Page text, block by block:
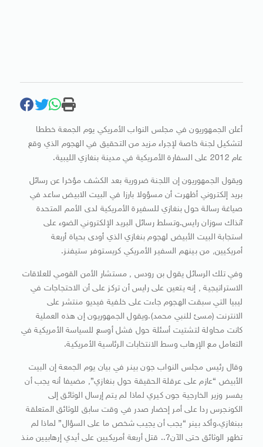
أعلن الجمهوريون في مجلس النواب الأمريكي يوم الجمعة خططا
لتشكيل لجنة خاصة لإجراء مزيد من التحقيق في الهجوم الذي وقع
عام 2012 على السفارة الأمريكية في مدينة بنغازي الليبية.
ويقول الجمهوريون إن اللجنة ضرورية بعد الكشف مؤخرا عن رسائل
بريد إلكتروني أظهرت أن مسؤولا بارزا في البيت الابيض ساعد في
صياغة رسالة حول بنغازي للسفيرة الأمريكية لدى الأمم المتحدة
آنذاك سوزان رايس.وتسلط رسائل البريد الإلكتروني الضوء على
استجابة البيت الأبيض لهجوم بنغازي الذي أودى بحياة أربعة
أمريكيين, من بينهم السفير الأمريكي كريستوفر ستيفنز.
وفي تلك الرسائل يقول بن رودس , مستشار الأمن القومي للعلاقات
الاستراتيجية , إنه يتعين على رايس أن تركز على أن الاحتجاجات في
ليبيا التي سبقت الهجوم جاءت على خلفية فيديو منتشر على
الانترنت (مسئ للنبي محمد).ويقول الجمهوريون إن هذه العملية
كانت محاولة لتشتيت أسئلة حول فشل أوسع للسياسة الأمريكية في
التعامل مع الإرهاب وسط الانتخابات الرئاسية الأمريكية.
وقال رئيس مجلس النواب جون بينر في بيان يوم الجمعة إن البيت
الأبيض “عازم على عرقلة الحقيقة حول بنغازي”, مضيفا أنه يجب أن
يفسر وزير الخارجية جون كيري لماذا لم يتم إرسال الوثائق إلى
الكونجرس ردا على أمر إحضار صدر في وقت سابق للوثائق المتعلقة
ببنغازي.وأكد بينر “يجب أن يجيب شخص ما على السؤال” لماذا لم
تظهر الوثائق حتى الآن?.. قتل أربعة أمريكيين على أيدي إرهابيين منذ